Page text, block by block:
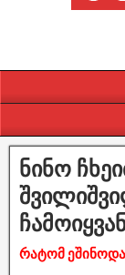
ნინო
რატომ